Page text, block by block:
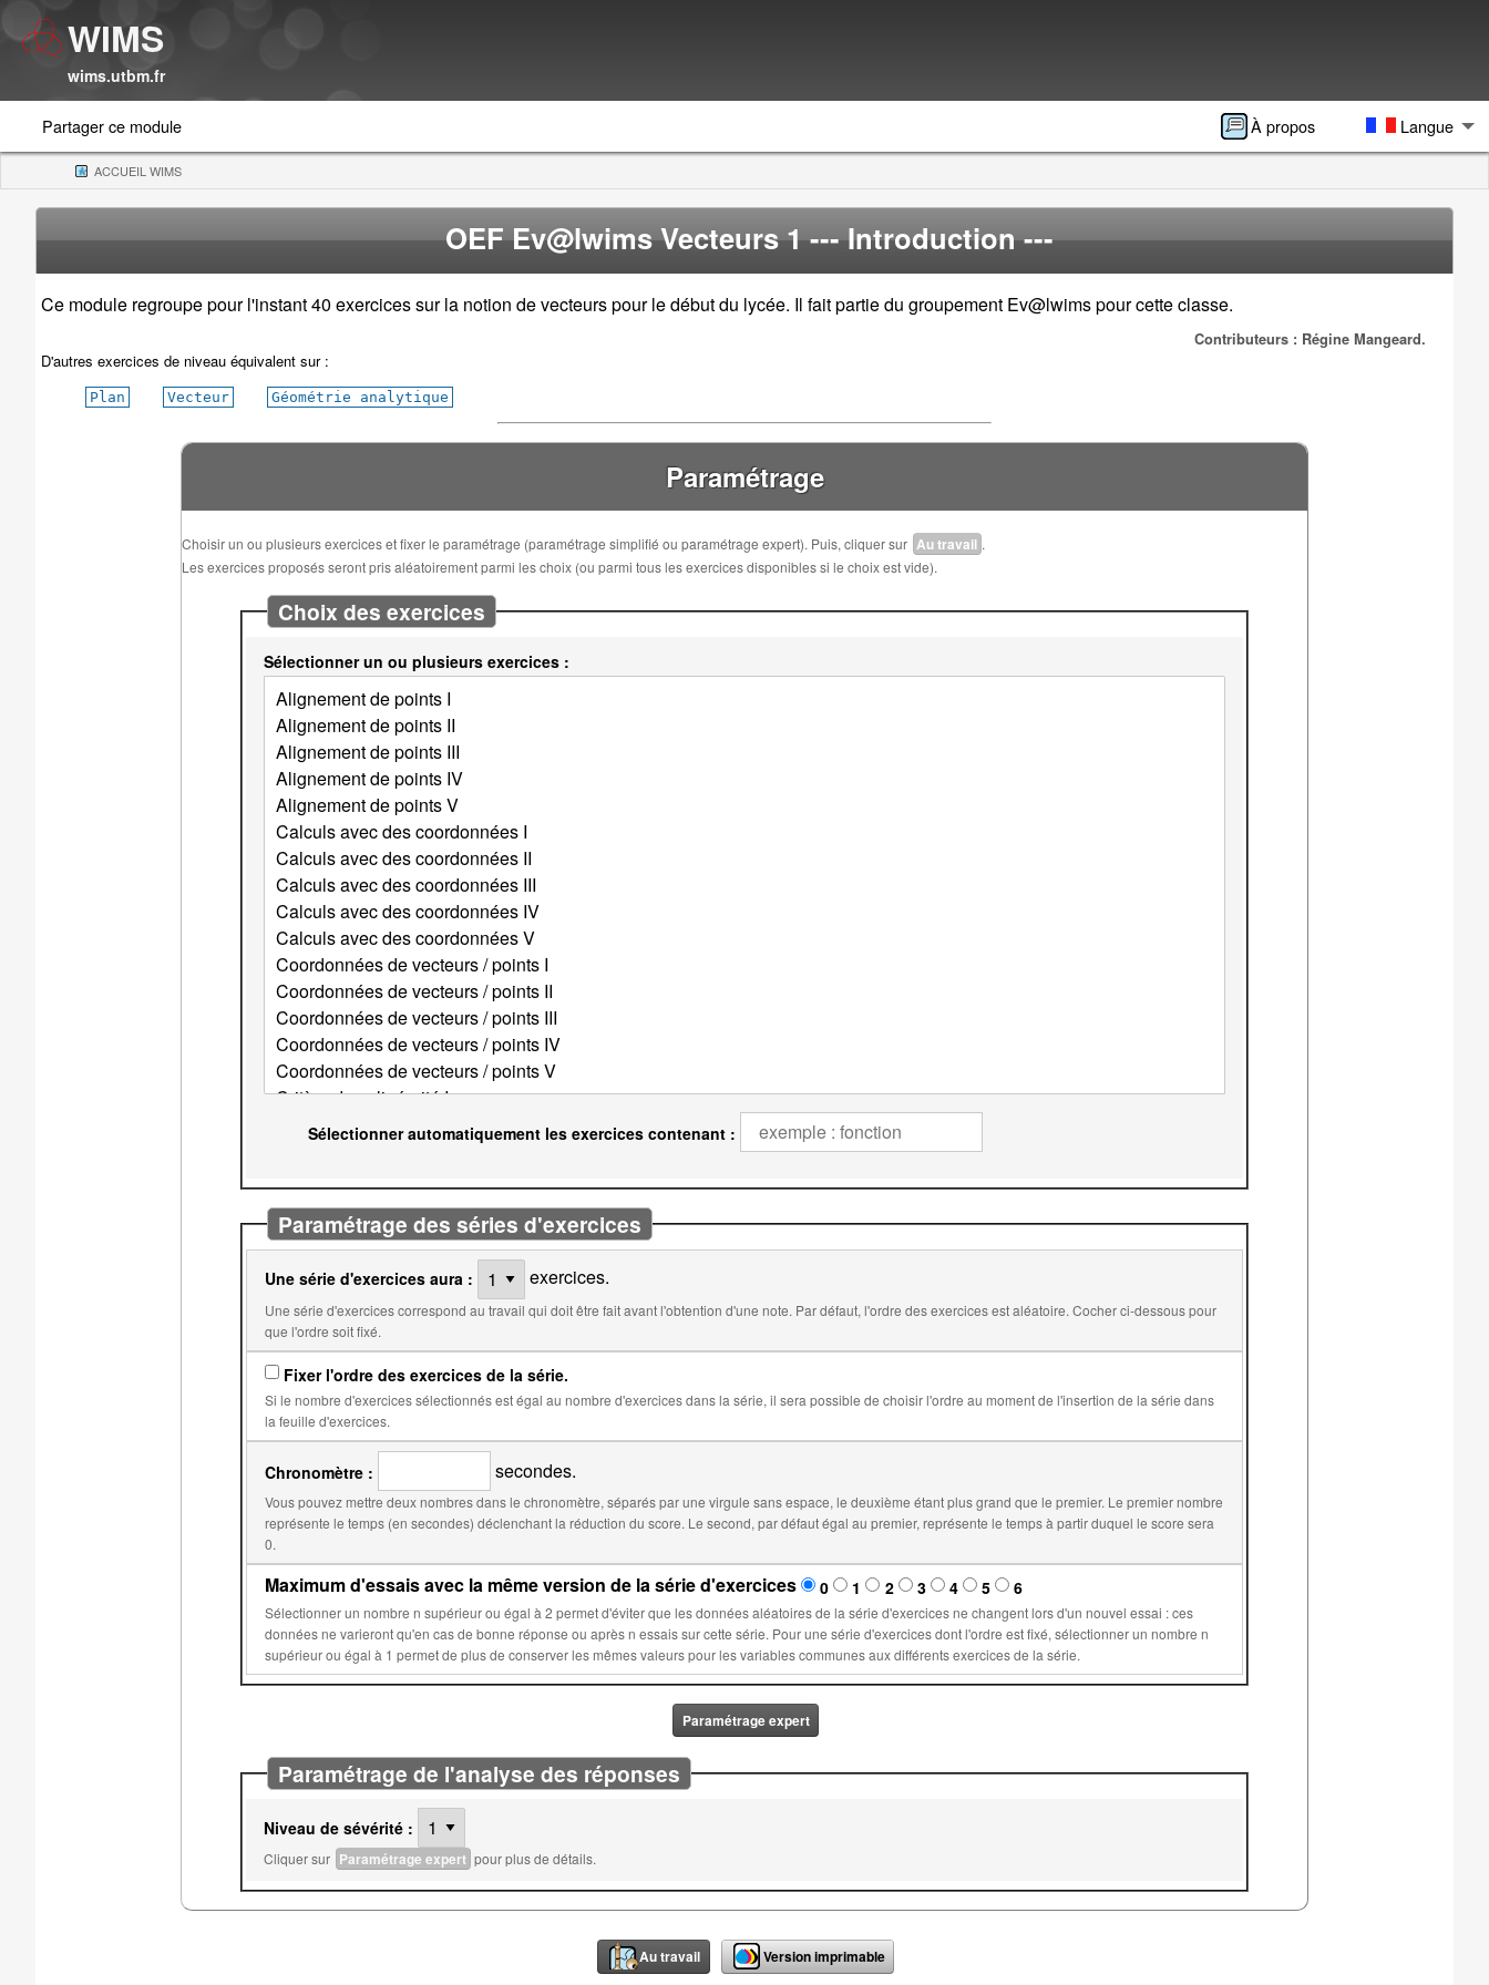
WIMS
wims.utbm.fr
Partager ce module À propos Langue
ACCUEIL WIMS(CURRENT)
OEF Ev@lwims Vecteurs 1--- Introduction ---
Ce module regroupe pour l'instant 40 exercices sur la notion de vecteurs pour le début du lycée. Il fait partie du groupement Ev@lwims pour cette classe.
Contributeurs : Régine Mangeard.
D'autres exercices de niveau équivalent sur :
Plan Vecteur Géométrie analytique
Paramétrage
Choisir un ou plusieurs exercices et fixer le paramétrage (paramétrage simplifié ou paramétrage expert). Puis, cliquer sur Au travail .
Les exercices proposés seront pris aléatoirement parmi les choix (ou parmi tous les exercices disponibles si le choix est vide).
Choix des exercices
Sélectionner un ou plusieurs exercices :
Sélectionner automatiquement les exercices contenant :
Paramétrage des séries d'exercices
Une série d'exercices aura : exercices.
Une série d'exercices correspond au travail qui doit être fait avant l'obtention d'une note. Par défaut, l'ordre des exercices est aléatoire. Cocher ci-dessous pour
que l'ordre soit fixé.
Fixer l'ordre des exercices de la série.
Si le nombre d'exercices sélectionnés est égal au nombre d'exercices dans la série, il sera possible de choisir l'ordre au moment de l'insertion de la série dans
la feuille d'exercices.
Chronomètre : secondes.
Vous pouvez mettre deux nombres dans le chronomètre, séparés par une virgule sans espace, le deuxième étant plus grand que le premier. Le premier nombre
représente le temps (en secondes) déclenchant la réduction du score. Le second, par défaut égal au premier, représente le temps à partir duquel le score sera
0.
Maximum d'essais avec la même version de la série d'exercices 0 1 2 3 4 5 6
Sélectionner un nombre n supérieur ou égal à 2 permet d'éviter que les données aléatoires de la série d'exercices ne changent lors d'un nouvel essai : ces
données ne varieront qu'en cas de bonne réponse ou après n essais sur cette série. Pour une série d'exercices dont l'ordre est fixé, sélectionner un nombre n
supérieur ou égal à 1 permet de plus de conserver les mêmes valeurs pour les variables communes aux différents exercices de la série.
Paramétrage expert
Paramétrage de l'analyse des réponses
Niveau de sévérité :
Cliquer sur Paramétrage expert pour plus de détails.
Au travail Version imprimable